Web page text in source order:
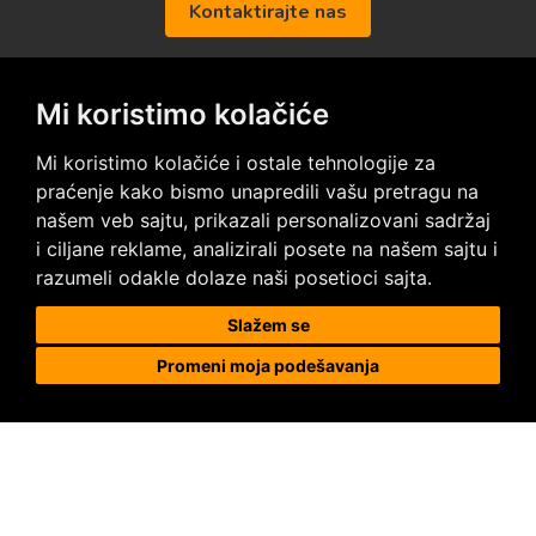
Mi koristimo kolačiće
Mi koristimo kolačiće i ostale tehnologije za
praćenje kako bismo unapredili vašu pretragu na
našem veb sajtu, prikazali personalizovani sadržaj
i ciljane reklame, analizirali posete na našem sajtu i
razumeli odakle dolaze naši posetioci sajta.
Slažem se
Promeni moja podešavanja
Kontaktirajte nas
Posetite nas na društvenim mrežama
Prodaja i ugradnja podnih obloga
Megapod d.o.o.